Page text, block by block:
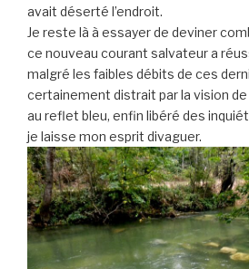
avait déserté l’endroit.
Je reste là à essayer de deviner
ce nouveau courant salvateur a
malgré les faibles débits de ces
certainement distrait par la vision
au reflet bleu, enfin libéré des
je laisse mon esprit divaguer.